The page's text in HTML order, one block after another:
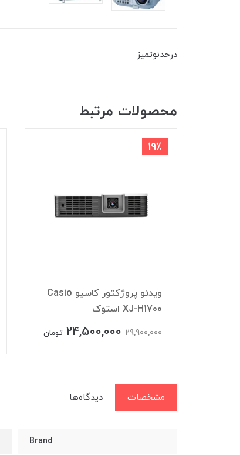
درحدنوتمیز
محصولات مرتبط
19٪
ویدئو پروژکتور کاسیو Casio
XJ-H1700 استوک
29,900,000
24,500,000 تومان
مشخصات دیدگاه‌ها
Brand